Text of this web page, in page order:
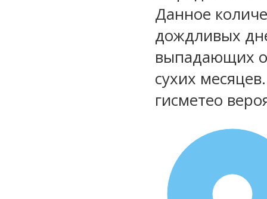
Данное
дождливых
выпадающих
сухих
гисметео